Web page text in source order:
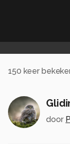
150 keer
door